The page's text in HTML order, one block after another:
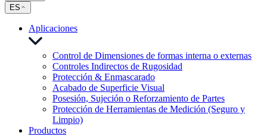
ES
Aplicaciones
Control de Dimensiones de formas interna o externas
Controles Indirectos de Rugosidad
Protección & Enmascarado
Acabado de Superficie Visual
Posesión, Sujeción o Reforzamiento de Partes
Protección de Herramientas de Medición (Seguro y
Limpio)
Productos